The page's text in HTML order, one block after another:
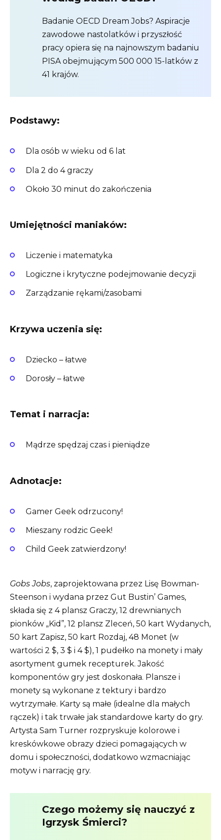
Badanie OECD Dream Jobs? Aspiracje
zawodowe nastolatków i przyszłość
pracy opiera się na najnowszym badaniu
PISA obejmującym 500 000 15-latków z
41 krajów.
Podstawy:
Dla osób w wieku od 6 lat
Dla 2 do 4 graczy
Około 30 minut do zakończenia
Umiejętności maniaków:
Liczenie i matematyka
Logiczne i krytyczne podejmowanie decyzji
Zarządzanie rękami/zasobami
Krzywa uczenia się:
Dziecko – łatwe
Dorosły – łatwe
Temat i narracja:
Mądrze spędzaj czas i pieniądze
Adnotacje:
Gamer Geek odrzucony!
Mieszany rodzic Geek!
Child Geek zatwierdzony!
Gobs Jobs, zaprojektowana przez Lisę Bowman-
Steenson i wydana przez Gut Bustin’ Games,
składa się z 4 plansz Graczy, 12 drewnianych
pionków „Kid”, 12 plansz Zleceń, 50 kart Wydanych,
50 kart Zapisz, 50 kart Rozdaj, 48 Monet (w
wartości 2 $, 3 $ i 4 $), 1 pudełko na monety i mały
asortyment gumek recepturek. Jakość
komponentów gry jest doskonała. Plansze i
monety są wykonane z tektury i bardzo
wytrzymałe. Karty są małe (idealne dla małych
rączek) i tak trwałe jak standardowe karty do gry.
Artysta Sam Turner rozpryskuje kolorowe i
kreskówkowe obrazy dzieci pomagających w
domu i społeczności, dodatkowo wzmacniając
motyw i narrację gry.
Czego możemy się nauczyć z
Igrzysk Śmierci?